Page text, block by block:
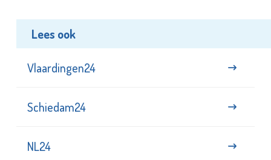
Lees ook
Vlaardingen24
Schiedam24
NL24